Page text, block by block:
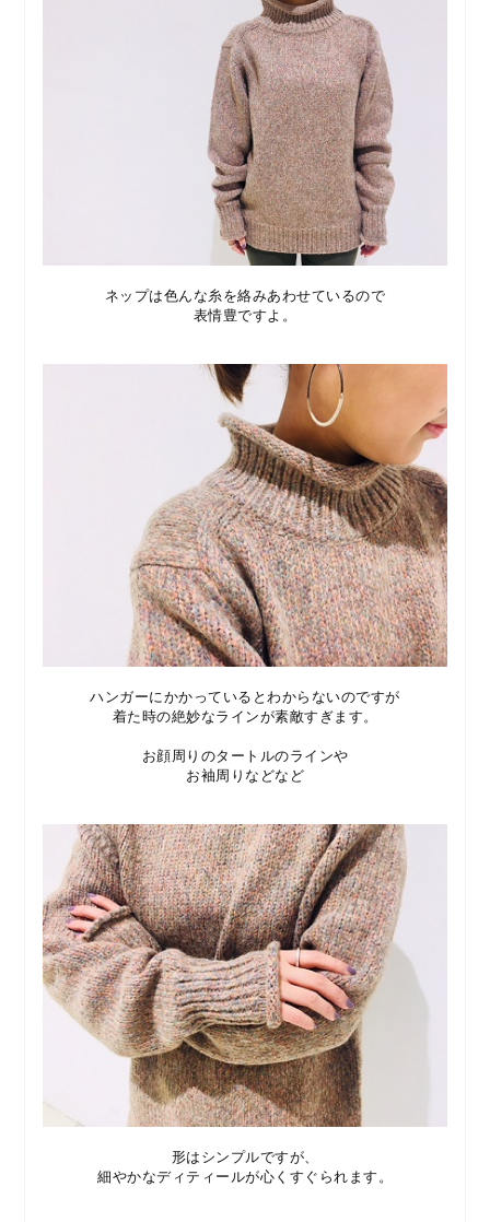
ネップは色んな糸を絡みあわせているので
表情豊ですよ。
ハンガーにかかっているとわからないのですが
着た時の絶妙なラインが素敵すぎます。
お顔周りのタートルのラインや
お袖周りなどなど
形はシンプルですが、
細やかなディティールが心くすぐられます。